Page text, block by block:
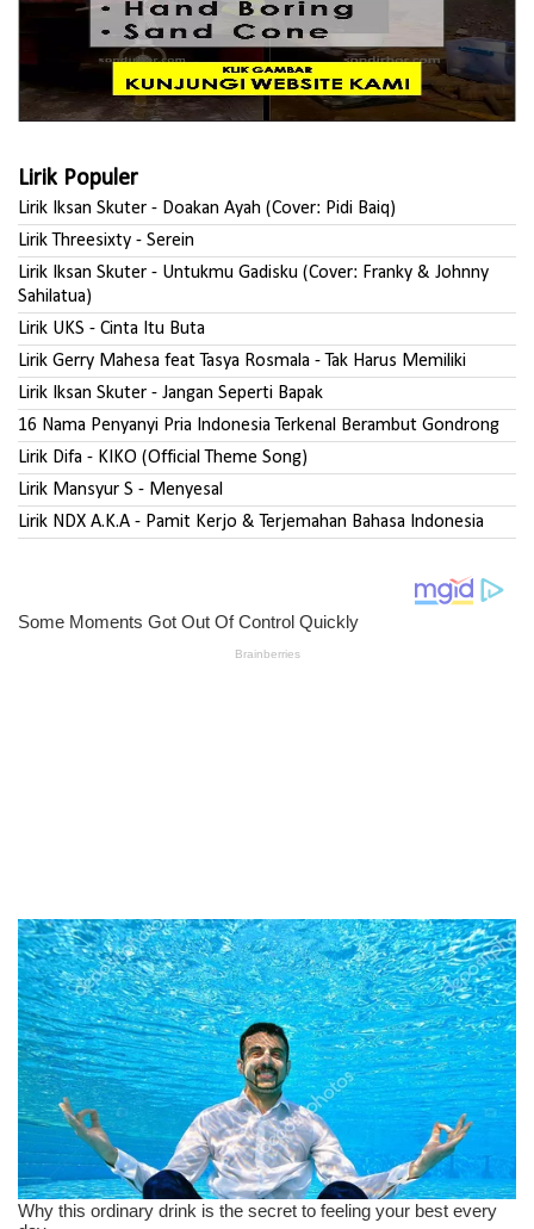
Lirik Populer
Lirik Iksan Skuter - Doakan Ayah (Cover: Pidi Baiq)
Lirik Threesixty - Serein
Lirik Iksan Skuter - Untukmu Gadisku (Cover: Franky & Johnny
Sahilatua)
Lirik UKS - Cinta Itu Buta
Lirik Gerry Mahesa feat Tasya Rosmala - Tak Harus Memiliki
Lirik Iksan Skuter - Jangan Seperti Bapak
16 Nama Penyanyi Pria Indonesia Terkenal Berambut Gondrong
Lirik Difa - KIKO (Official Theme Song)
Lirik Mansyur S - Menyesal
Lirik NDX A.K.A - Pamit Kerjo & Terjemahan Bahasa Indonesia